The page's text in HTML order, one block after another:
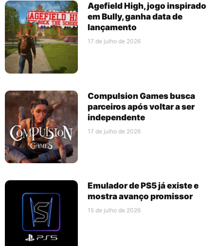
Agefield High, jogo inspirado
em Bully, ganha data de
lançamento
17 de julho de 2026
Compulsion Games busca
parceiros após voltar a ser
independente
17 de julho de 2026
Emulador de PS5 já existe e
mostra avanço promissor
15 de julho de 2026